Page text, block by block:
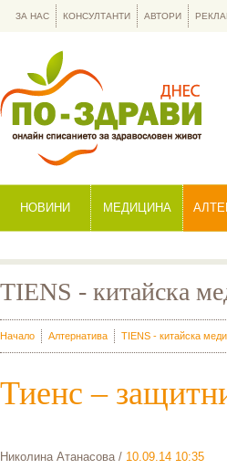
НОВИНИ МЕДИЦИНА
ЗА НАС КОНСУЛТАНТИ АВТОРИ
TIENS - китайска
Начало Алтернатива TIENS - китайска
Тиенс –
Николина Атанасова/ 10.09.14 10:35